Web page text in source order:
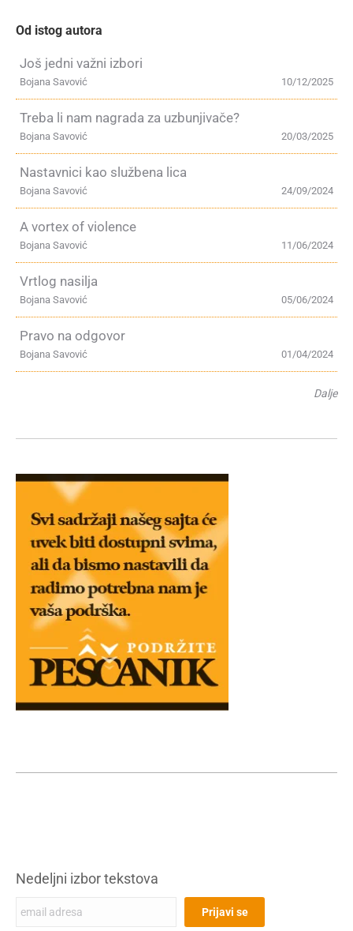
Od istog autora
Još jedni važni izbori
10/12/2025
Bojana Savović
Treba li nam nagrada za uzbunjivače?
20/03/2025
Bojana Savović
Nastavnici kao službena lica
24/09/2024
Bojana Savović
A vortex of violence
11/06/2024
Bojana Savović
Vrtlog nasilja
05/06/2024
Bojana Savović
Pravo na odgovor
01/04/2024
Bojana Savović
Dalje
Nedeljni izbor tekstova